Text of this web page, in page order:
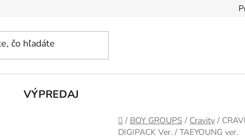
VÝPREDAJ
Domov
/ BOY GROUPS / Cravity /
DIGIPACK Ver. / TAEYOUNG ver.